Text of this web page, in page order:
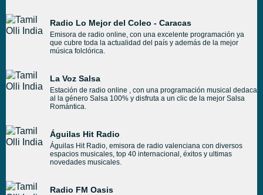
Radio Lo Mejor del Coleo - Caracas
Emisora de radio online, con una excelente programación ya
que cubre toda la actualidad del país y además de la mejor
música folclórica.
La Voz Salsa
Estación de radio online , con una programación musical dedaca
al la género Salsa 100% y disfruta a un clic de la mejor Salsa
Romántica.
Águilas Hit Radio
Águilas Hit Radio, emisora de radio valenciana con diversos
espacios musicales, top 40 internacional, éxitos y ultimas
novedades musicales.
Radio FM Oasis